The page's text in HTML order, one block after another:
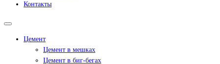
Контакты
Цемент
Цемент в мешках
Цемент в биг-бегах